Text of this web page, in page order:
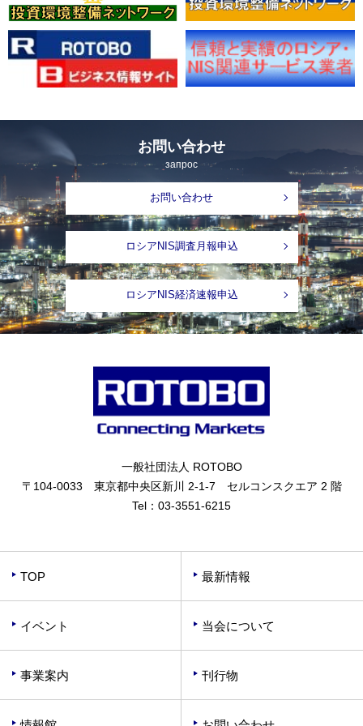
お問い合わせ
запрос
お問い合わせ
ロシアNIS調査月報申込
ロシアNIS経済速報申込
一般社団法人 ROTOBO
〒104-0033 東京都中央区新川 2-1-7 セルコンスクエア 2 階
Tel： 03-3551-6215
TOP 最新情報
イベント 当会について
事業案内 刊行物